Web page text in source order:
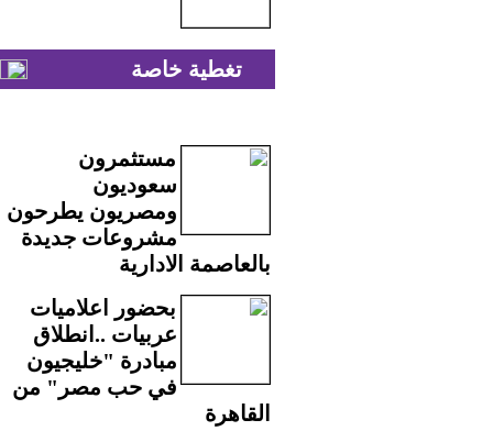
تغطية خاصة
مستثمرون
سعوديون
ومصريون يطرحون
مشروعات جديدة
بالعاصمة الادارية
بحضور اعلاميات
عربيات ..انطلاق
مبادرة "خليجيون
في حب مصر" من
القاهرة